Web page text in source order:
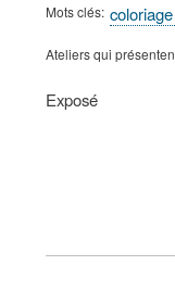
Mots clés
Ateliers qui
Type
Exposé
FOOTER